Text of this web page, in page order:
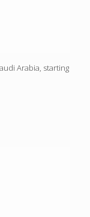
Arabia, starting